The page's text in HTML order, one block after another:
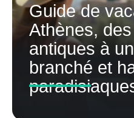
Guide de
Athènes,
antiques à
branché et